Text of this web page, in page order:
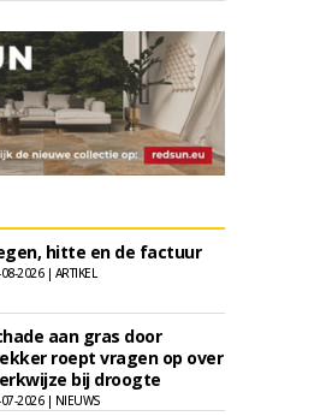
hitte en de factuur
2026 | ARTIKEL
aan gras door
roept vragen op over
bij droogte
2026 | NIEUWS